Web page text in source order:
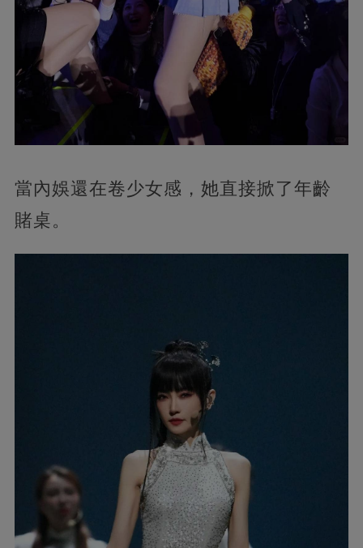
當內娛還在卷少女感，她直接掀了年齡
賭桌。